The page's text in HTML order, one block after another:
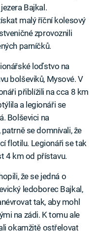
Bajkal.
malý říční kolesový
zprovoznili
parníčků.
loďstvo na
bolševiků, Mysové. V
přiblížili na cca 8 km
a legionáři se
Bolševici na
se domnívali, že
flotilu. Legionáři se tak
4 km od přístavu.
že se jedná o
ledoborec Bajkal,
tak, aby mohl
na zádi. K tomu ale
okamžitě ostřelovat